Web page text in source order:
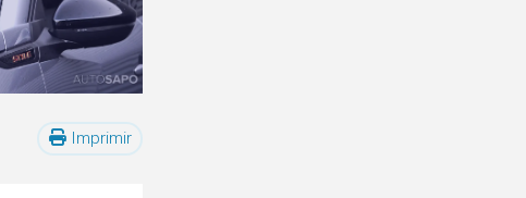
Imprimir